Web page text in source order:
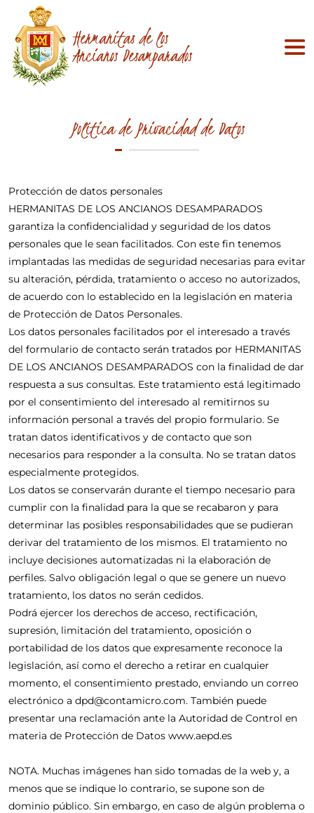
Hermanitas de los
Ancianos Desamparados
Política de Privacidad de Datos
Protección de datos personales
HERMANITAS DE LOS ANCIANOS DESAMPARADOS
garantiza la confidencialidad y seguridad de los datos
personales que le sean facilitados. Con este fin tenemos
implantadas las medidas de seguridad necesarias para evitar
su alteración, pérdida, tratamiento o acceso no autorizados,
de acuerdo con lo establecido en la legislación en materia
de Protección de Datos Personales.
Los datos personales facilitados por el interesado a través
del formulario de contacto serán tratados por HERMANITAS
DE LOS ANCIANOS DESAMPARADOS con la finalidad de dar
respuesta a sus consultas. Este tratamiento está legitimado
por el consentimiento del interesado al remitirnos su
información personal a través del propio formulario. Se
tratan datos identificativos y de contacto que son
necesarios para responder a la consulta. No se tratan datos
especialmente protegidos.
Los datos se conservarán durante el tiempo necesario para
cumplir con la finalidad para la que se recabaron y para
determinar las posibles responsabilidades que se pudieran
derivar del tratamiento de los mismos. El tratamiento no
incluye decisiones automatizadas ni la elaboración de
perfiles. Salvo obligación legal o que se genere un nuevo
tratamiento, los datos no serán cedidos.
Podrá ejercer los derechos de acceso, rectificación,
supresión, limitación del tratamiento, oposición o
portabilidad de los datos que expresamente reconoce la
legislación, así como el derecho a retirar en cualquier
momento, el consentimiento prestado, enviando un correo
electrónico a dpd@contamicro.com. También puede
presentar una reclamación ante la Autoridad de Control en
materia de Protección de Datos www.aepd.es
NOTA. Muchas imágenes han sido tomadas de la web y, a
menos que se indique lo contrario, se supone son de
dominio público. Sin embargo, en caso de algún problema o